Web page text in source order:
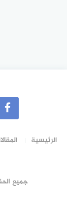
الرئيسية
جميع